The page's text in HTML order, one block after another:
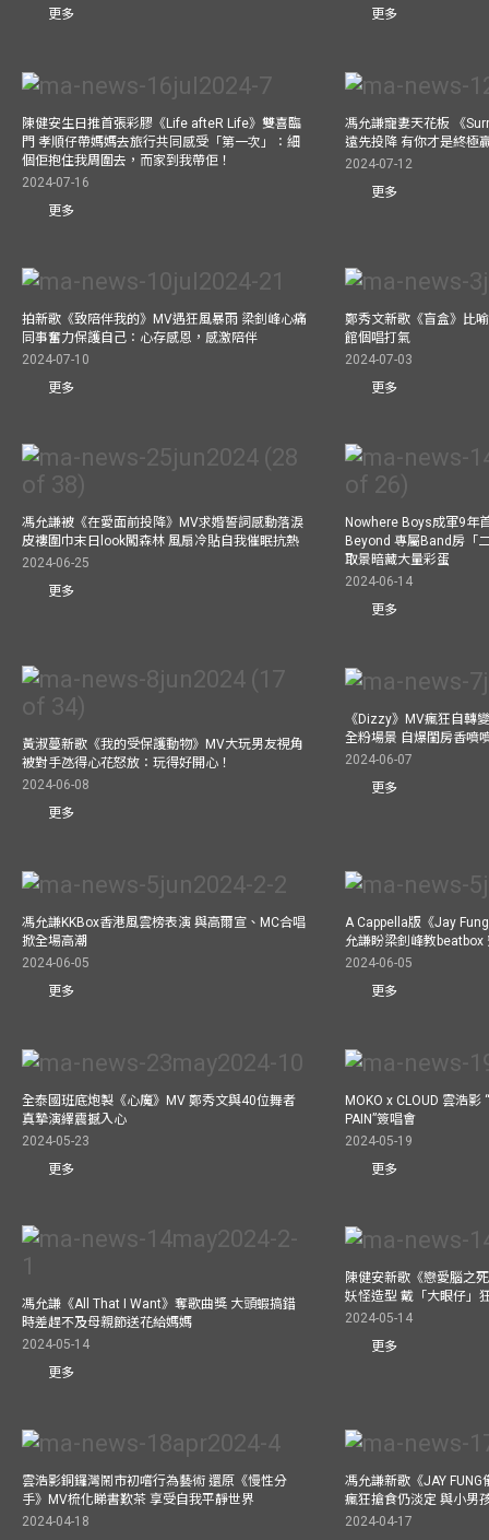
更多
更多
陳健安生日推首張彩膠《Life afteR Life》雙喜臨
門 孝順仔帶媽媽去旅行共同感受「第一次」：細
個佢抱住我周圍去，而家到我帶佢！
2024-07-16
更多
馮允謙寵妻天花板 《
遠先投降 有你才是終極
2024-07-12
更多
拍新歌《致陪伴我的》MV遇狂風暴雨 梁釗峰心痛
同事奮力保護自己：心存感恩，感激陪伴
2024-07-10
更多
鄭秀文新歌《盲盒》比
館個唱打氣
2024-07-03
更多
馮允謙被《在愛面前投降》MV求婚誓詞感動落淚
皮褸圍巾末日look闖森林 風扇冷貼自我催眠抗熱
2024-06-25
更多
Nowhere Boys成軍9年
Beyond 專屬Band房「
取景暗藏大量彩蛋
2024-06-14
更多
黃淑蔓新歌《我的受保護動物》MV大玩男友視角
被對手氹得心花怒放：玩得好開心！
2024-06-08
更多
《Dizzy》MV瘋狂自轉
全粉場景 自爆閨房香噴
2024-06-07
更多
馮允謙KKBox香港風雲榜表演 與高爾宣、MC合唱
掀全場高潮
2024-06-05
更多
A Cappella版《Jay
允謙盼梁釗峰教beatbox
2024-06-05
更多
全泰國班底炮製《心魔》MV 鄭秀文與40位舞者
真摯演繹震撼入心
2024-05-23
更多
MOKO x CLOUD 雲浩影
PAIN”簽唱會
2024-05-19
更多
馮允謙《All That I Want》奪歌曲獎 大頭蝦搞錯
時差趕不及母親節送花給媽媽
2024-05-14
更多
陳健安新歌《戀愛腦之
妖怪造型 戴「大眼仔」
2024-05-14
更多
雲浩影銅鑼灣鬧市初嚐行為藝術 還原《慢性分
手》MV梳化睇書歎茶 享受自我平靜世界
2024-04-18
馮允謙新歌《JAY
瘋狂搶食仍淡定 與小男
2024-04-17